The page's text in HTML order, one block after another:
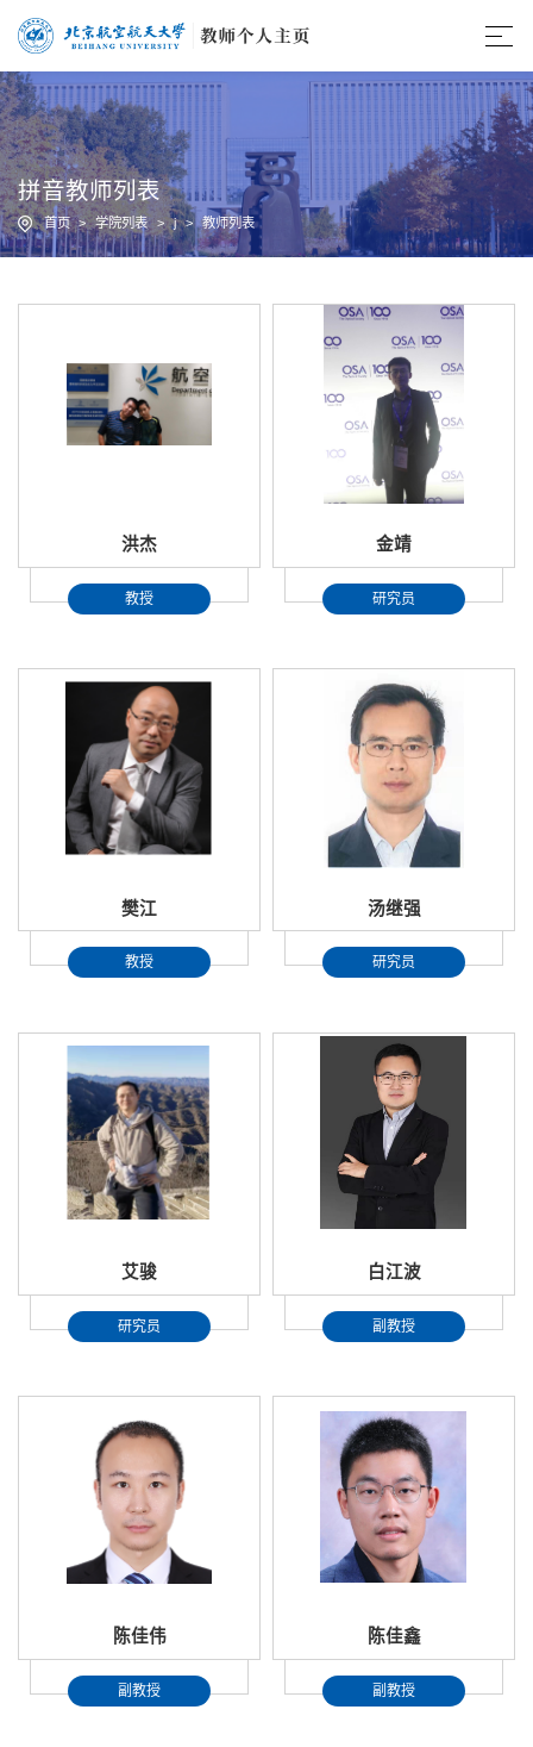
拼音教师列表
首页 > 学院列表 > j > 教师列表
洪杰
教授
金靖
研究员
樊江
教授
汤继强
研究员
艾骏
研究员
白江波
副教授
陈佳伟
副教授
陈佳鑫
副教授